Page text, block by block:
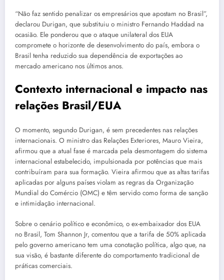
“Não faz sentido penalizar os empresários que apostam no Brasil”,
declarou Durigan, que substituiu o ministro Fernando Haddad na
ocasião. Ele ponderou que o ataque unilateral dos EUA
compromete o horizonte de desenvolvimento do país, embora o
Brasil tenha reduzido sua dependência de exportações ao
mercado americano nos últimos anos.
Contexto internacional e impacto nas
relações Brasil/EUA
O momento, segundo Durigan, é sem precedentes nas relações
internacionais. O ministro das Relações Exteriores, Mauro Vieira,
afirmou que a atual fase é marcada pela desmontagem do sistema
internacional estabelecido, impulsionada por potências que mais
contribuíram para sua formação. Vieira afirmou que as altas tarifas
aplicadas por alguns países violam as regras da Organização
Mundial do Comércio (OMC) e têm servido como forma de sanção
e intimidação internacional.
Sobre o cenário político e econômico, o ex-embaixador dos EUA
no Brasil, Tom Shannon Jr, comentou que a tarifa de 50% aplicada
pelo governo americano tem uma conotação política, algo que, na
sua visão, é bastante diferente do comportamento tradicional de
práticas comerciais.